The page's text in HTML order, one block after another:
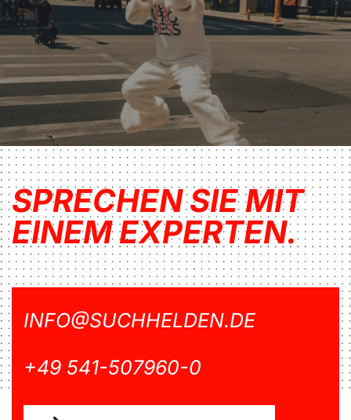
SPRECHEN SIE MIT
EINEM EXPERTEN.
INFO@SUCHHELDEN.DE
+49 541-507960-0